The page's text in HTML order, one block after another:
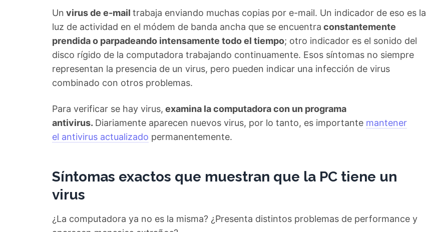
Un virus de e-mail trabaja enviando muchas copias por e-mail. Un indicador de eso es la
luz de actividad en el módem de banda ancha que se encuentra constantemente
prendida o parpadeando intensamente todo el tiempo; otro indicador es el sonido del
disco rígido de la computadora trabajando continuamente. Esos síntomas no siempre
representan la presencia de un virus, pero pueden indicar una infección de virus
combinado con otros problemas.
Para verificar se hay virus, examina la computadora con un programa
antivirus. Diariamente aparecen nuevos virus, por lo tanto, es importante mantener
el antivirus actualizado permanentemente.
Síntomas exactos que muestran que la PC tiene un
virus
¿La computadora ya no es la misma? ¿Presenta distintos problemas de performance y